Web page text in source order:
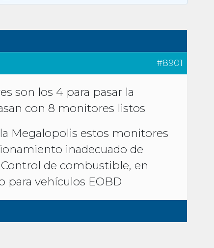
#8901
son los 4 para pasar la
con 8 monitores listos
Megalopolis estos monitores
inadecuado de
de combustible, en
para vehículos EOBD